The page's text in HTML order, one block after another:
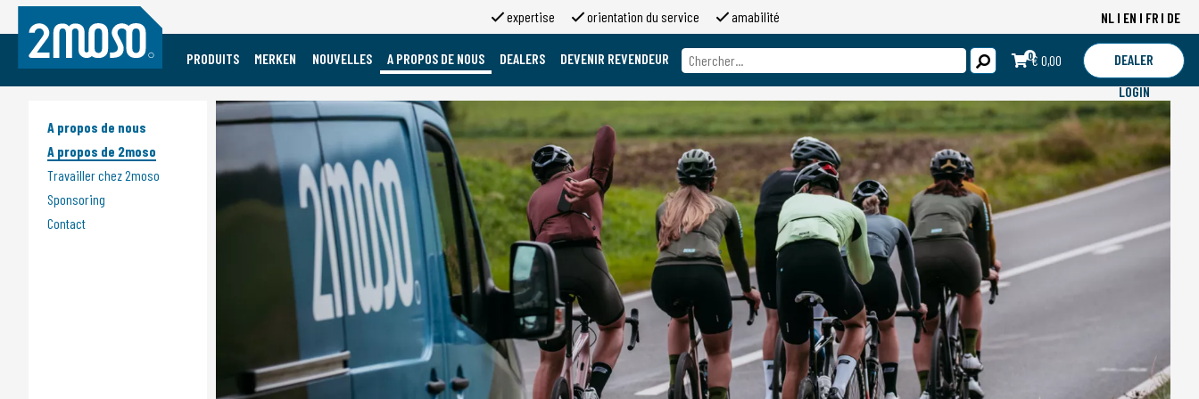
expertise orientation du service amabilité NL EN FR DE
PRODUITS
Accessories
Audio
Cases
Sports
Accessories
Bike Care
Bike Components
Bike Computers
Bikes
Lunettes
Casques
Indoor Biking
Lights
Powermeters
Chaussures
Marques
MERKEN NOUVELLES A PROPOS DE NOUS
A propos de nous
A propos de 2moso
Travailler chez 2moso
Vacature Event Medewerker
Sponsoring
Contact
DEALERS DEVENIR REVENDEUR 0€ 0,00
DEALER
LOGIN
A propos de nous
A propos de 2moso
Travailler chez 2moso
Sponsoring
Contact